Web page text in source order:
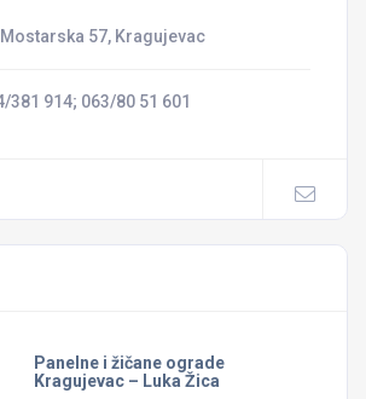
Mostarska 57, Kragujevac
381 914; 063/80 51 601
Panelne i žičane ograde
Kragujevac – Luka Žica